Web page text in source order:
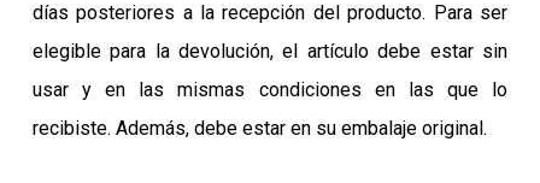
días posteriores a la recepción del producto. Para ser
elegible para la devolución, el artículo debe estar sin
usar y en las mismas condiciones en las que lo
recibiste. Además, debe estar en su embalaje original.